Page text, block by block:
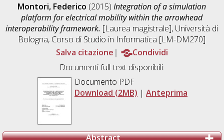
Montori, Federico (2015)Integration of a simulation
platform for electrical mobility within the arrowhead
interoperability framework. [Laurea magistrale], Università di
Bologna, Corso di Studio in Informatica [LM-DM270]
Salva citazione
Condividi
Documenti full-text disponibili:
Documento PDF
Download (2MB) | Anteprima
Abstract